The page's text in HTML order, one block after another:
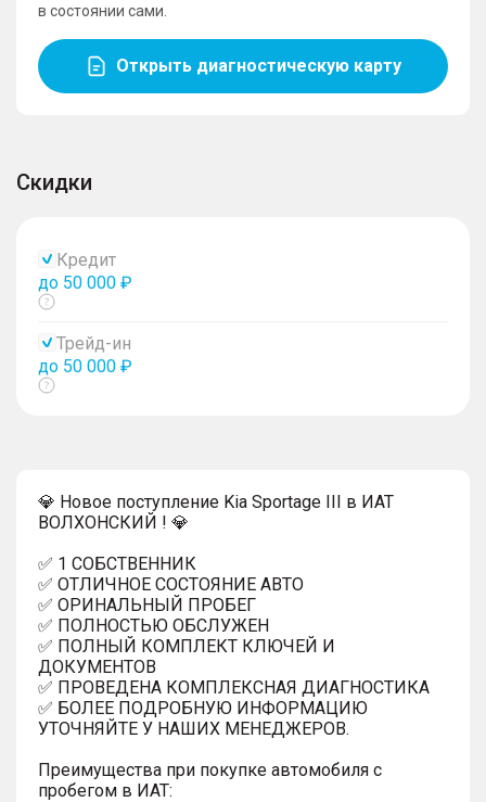
в состоянии сами.
Открыть диагностическую карту
Скидки
Кредит
до 50 000 ₽
Показать
Трейд-ин
до 50 000 ₽
Показать
💎 Новое поступление Kia Sportage III в ИАТ
ВОЛХОНСКИЙ ! 💎
✅ 1 СОБСТВЕННИК
✅ ОТЛИЧНОЕ СОСТОЯНИЕ АВТО
✅ ОРИНАЛЬНЫЙ ПРОБЕГ
✅ ПОЛНОСТЬЮ ОБСЛУЖЕН
✅ ПОЛНЫЙ КОМПЛЕКТ КЛЮЧЕЙ И
ДОКУМЕНТОВ
✅ ПРОВЕДЕНА КОМПЛЕКСНАЯ ДИАГНОСТИКА
✅ БОЛЕЕ ПОДРОБНУЮ ИНФОРМАЦИЮ
УТОЧНЯЙТЕ У НАШИХ МЕНЕДЖЕРОВ.
Преимущества при покупке автомобиля с
пробегом в ИАТ: